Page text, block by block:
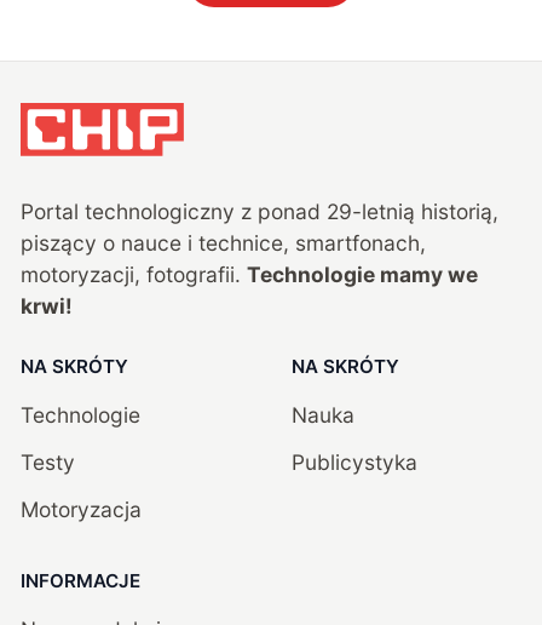
Portal technologiczny z ponad 29-letnią historią,
piszący o nauce i technice, smartfonach,
motoryzacji, fotografii. Technologie mamy we
krwi!
NA SKRÓTY
Technologie
Testy
Motoryzacja
NA SKRÓTY
Nauka
Publicystyka
INFORMACJE